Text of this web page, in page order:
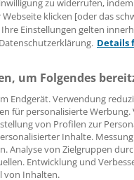
Sie sich
und kostenlos.
zu widerrufen, indem
klicken [oder das
Einstellungen gelten
Details
um Folgendes
Endgerät. Verwendung
für personalisierte
von Profilen zur
Inhalte.
Analyse von Zielgruppen
Entwicklung und
von Inhalten.